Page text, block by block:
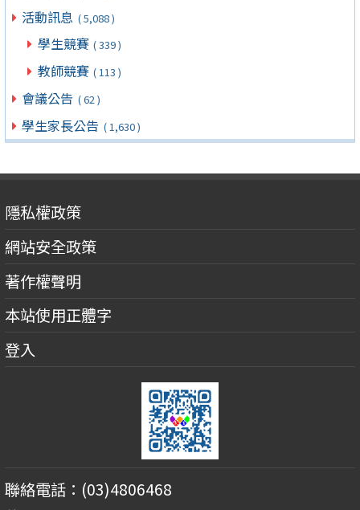
活動訊息 ( 5,088 )
學生競賽 ( 339 )
教師競賽 ( 113 )
會議公告 ( 62 )
學生家長公告 ( 1,630 )
隱私權政策
網站安全政策
著作權聲明
本站使用正體字
登入
聯絡電話：(03)4806468